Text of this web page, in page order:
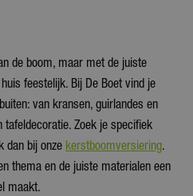
de boom, maar met de juiste
feestelijk. Bij De Boet vind je
van kransen, guirlandes en
Zoek je specifiek
dan bij onze kerstboomversiering.
thema en de juiste materialen een
maakt.